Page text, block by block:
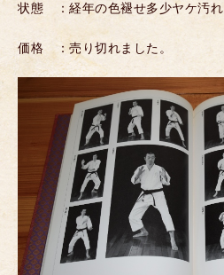
状態 ：経年の色褪せ多少ヤケ汚れ
価格 ：売り切れました。